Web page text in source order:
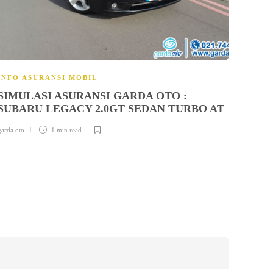
ASURANSI MOBIL
ASURANSI GARDA OTO :
LEGACY 2.0GT SEDAN TURBO AT
oto 1 min read